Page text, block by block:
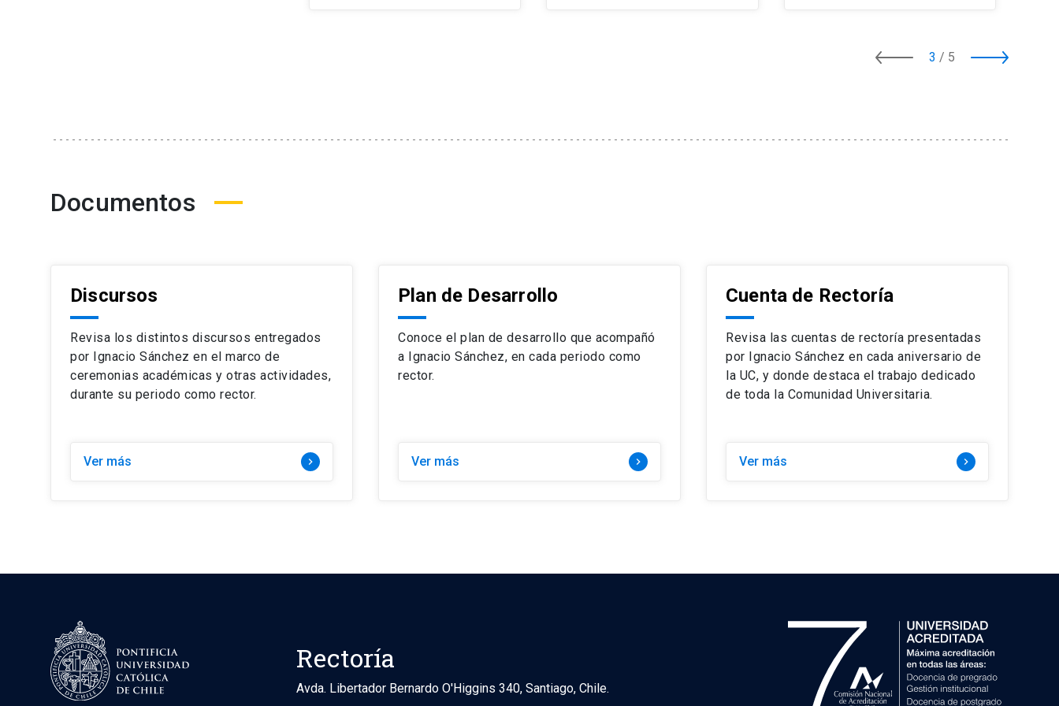
3 / 5
Documentos
Discursos
Revisa los distintos discursos entregados
por Ignacio Sánchez en el marco de
ceremonias académicas y otras actividades,
durante su periodo como rector.
Ver más keyboard_arrow_right
Plan de Desarrollo
Conoce el plan de desarrollo que acompañó
a Ignacio Sánchez, en cada periodo como
rector.
Ver más keyboard_arrow_right
Cuenta de Rectoría
Revisa las cuentas de rectoría presentadas
por Ignacio Sánchez en cada aniversario de
la UC, y donde destaca el trabajo dedicado
de toda la Comunidad Universitaria.
Ver más keyboard_arrow_right
Rectoría
Avda. Libertador Bernardo O'Higgins 340, Santiago, Chile.